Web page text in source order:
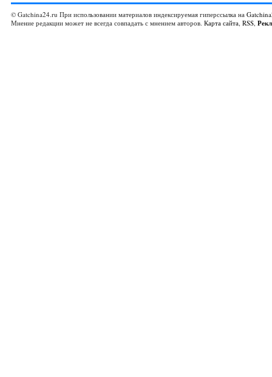
© Gatchina24.ru При использовании материалов индексируемая гиперссылка на
Мнение редакции может не всегда совпадать с мнением авторов. Карта сайта, RSS,